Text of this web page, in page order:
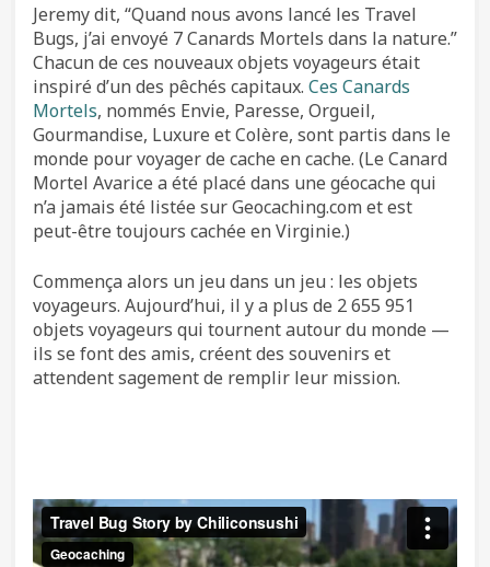
Jeremy dit, “Quand nous avons lancé les Travel
Bugs, j’ai envoyé 7 Canards Mortels dans la nature.”
Chacun de ces nouveaux objets voyageurs était
inspiré d’un des pêchés capitaux. Ces Canards
Mortels, nommés Envie, Paresse, Orgueil,
Gourmandise, Luxure et Colère, sont partis dans le
monde pour voyager de cache en cache. (Le Canard
Mortel Avarice a été placé dans une géocache qui
n’a jamais été listée sur Geocaching.com et est
peut-être toujours cachée en Virginie.)
Commença alors un jeu dans un jeu : les objets
voyageurs. Aujourd’hui, il y a plus de 2 655 951
objets voyageurs qui tournent autour du monde —
ils se font des amis, créent des souvenirs et
attendent sagement de remplir leur mission.